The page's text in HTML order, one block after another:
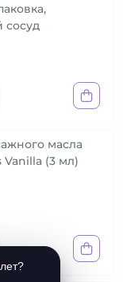
сосуд
масла
Vanilla (3 мл)
лет?